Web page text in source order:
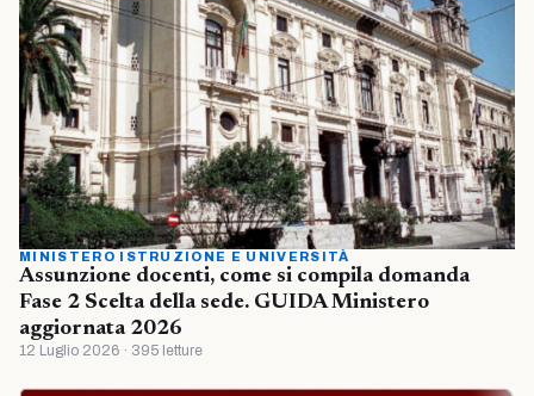
MINISTERO ISTRUZIONE E UNIVERSITÀ
Assunzione docenti, come si compila domanda
Fase 2 Scelta della sede. GUIDA Ministero
aggiornata 2026
12 Luglio 2026 · 395 letture